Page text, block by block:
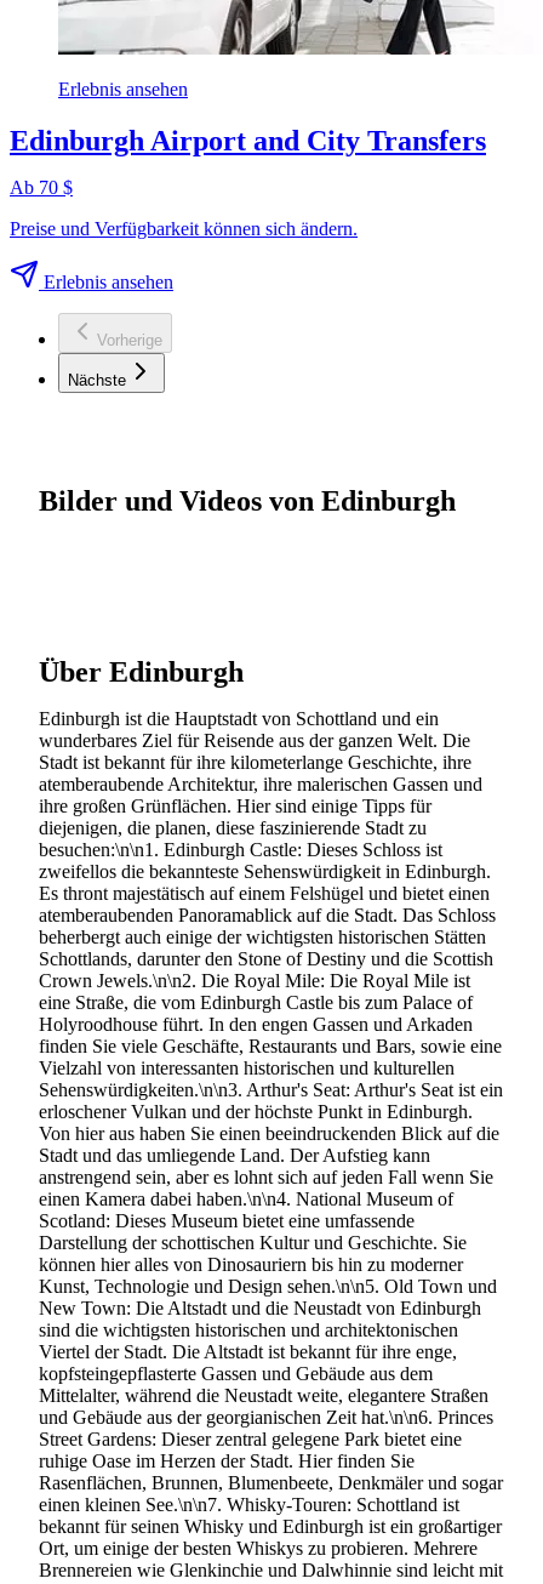
Erlebnis ansehen
Edinburgh Airport and City Transfers
Ab 70 $
Preise und Verfügbarkeit können sich ändern.
Erlebnis ansehen
Vorherige
Nächste
Bilder und Videos von Edinburgh
Über Edinburgh
Edinburgh ist die Hauptstadt von Schottland und ein
wunderbares Ziel für Reisende aus der ganzen Welt. Die
Stadt ist bekannt für ihre kilometerlange Geschichte, ihre
atemberaubende Architektur, ihre malerischen Gassen und
ihre großen Grünflächen. Hier sind einige Tipps für
diejenigen, die planen, diese faszinierende Stadt zu
besuchen:\n\n1. Edinburgh Castle: Dieses Schloss ist
zweifellos die bekannteste Sehenswürdigkeit in Edinburgh.
Es thront majestätisch auf einem Felshügel und bietet einen
atemberaubenden Panoramablick auf die Stadt. Das Schloss
beherbergt auch einige der wichtigsten historischen Stätten
Schottlands, darunter den Stone of Destiny und die Scottish
Crown Jewels.\n\n2. Die Royal Mile: Die Royal Mile ist
eine Straße, die vom Edinburgh Castle bis zum Palace of
Holyroodhouse führt. In den engen Gassen und Arkaden
finden Sie viele Geschäfte, Restaurants und Bars, sowie eine
Vielzahl von interessanten historischen und kulturellen
Sehenswürdigkeiten.\n\n3. Arthur's Seat: Arthur's Seat ist ein
erloschener Vulkan und der höchste Punkt in Edinburgh.
Von hier aus haben Sie einen beeindruckenden Blick auf die
Stadt und das umliegende Land. Der Aufstieg kann
anstrengend sein, aber es lohnt sich auf jeden Fall wenn Sie
einen Kamera dabei haben.\n\n4. National Museum of
Scotland: Dieses Museum bietet eine umfassende
Darstellung der schottischen Kultur und Geschichte. Sie
können hier alles von Dinosauriern bis hin zu moderner
Kunst, Technologie und Design sehen.\n\n5. Old Town und
New Town: Die Altstadt und die Neustadt von Edinburgh
sind die wichtigsten historischen und architektonischen
Viertel der Stadt. Die Altstadt ist bekannt für ihre enge,
kopfsteingepflasterte Gassen und Gebäude aus dem
Mittelalter, während die Neustadt weite, elegantere Straßen
und Gebäude aus der georgianischen Zeit hat.\n\n6. Princes
Street Gardens: Dieser zentral gelegene Park bietet eine
ruhige Oase im Herzen der Stadt. Hier finden Sie
Rasenflächen, Brunnen, Blumenbeete, Denkmäler und sogar
einen kleinen See.\n\n7. Whisky-Touren: Schottland ist
bekannt für seinen Whisky und Edinburgh ist ein großartiger
Ort, um einige der besten Whiskys zu probieren. Mehrere
Brennereien wie Glenkinchie und Dalwhinnie sind leicht mit